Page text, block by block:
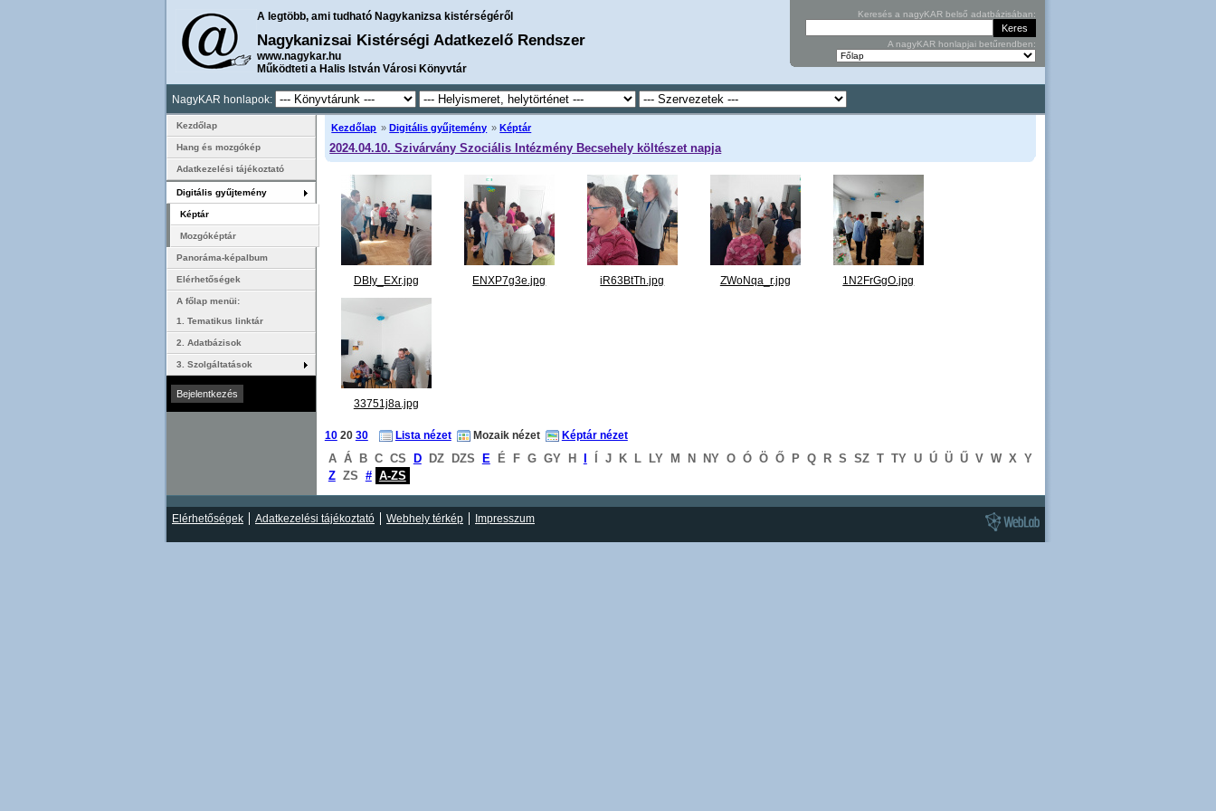
A legtöbb, ami tudható Nagykanizsa kistérségéről
Nagykanizsai Kistérségi Adatkezelő Rendszer
www.nagykar.hu
Működteti a Halis István Városi Könyvtár
Keresés a nagyKAR belső adatbázisában:
A nagyKAR honlapjai betűrendben:
NagyKAR honlapok:
Kezdőlap » Digitális gyűjtemény » Képtár
2024.04.10. Szivárvány Szociális Intézmény Becsehely költészet napja
DBIy_EXr.jpg ENXP7g3e.jpg iR63BtTh.jpg ZWoNqa_r.jpg 1N2FrGgO.jpg
33751j8a.jpg
10 20 30 Lista nézet Mozaik nézet Képtár nézet
A Á B C CS D DZ DZS E É F G GY H I Í J K L LY M N NY O Ó Ö Ő P Q R S SZ T TY U Ú Ü Ű V W X Y
Z ZS # A-ZS
Kezdőlap
Hang és mozgókép
Adatkezelési tájékoztató
Digitális gyűjtemény
Képtár
Mozgóképtár
Panoráma-képalbum
Elérhetőségek
A főlap menüi:
1. Tematikus linktár
2. Adatbázisok
3. Szolgáltatások
Elérhetőségek Adatkezelési tájékoztató Webhely térkép Impresszum